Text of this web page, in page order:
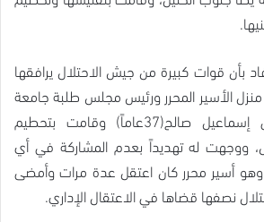
بأن قوات كبيرة من جيش الاحتلال يرافقها
الأسير المحرر ورئيس مجلس طلبة جامعة
الخليل الأسبق عيسى إسماعيل صالح(37عاماً) وقامت بتحطيم
ووجهت له تهديداً بعدم المشاركة في أي
وهو أسير محرر كان اعتقل عدة مرات وأمضى
نصفها قضاها في الاعتقال الإداري.